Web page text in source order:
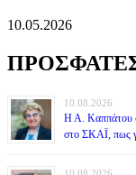
10.05.2026
10.08.2026
Η Α. Καππάτου
στο ΣΚΑΪ, πως
10.08.2026